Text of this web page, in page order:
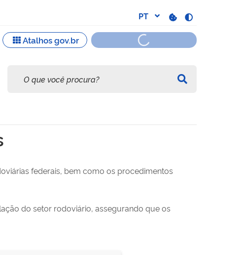
federais, bem como os procedimentos
do setor rodoviário, assegurando que os